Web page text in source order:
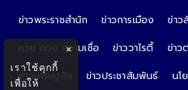
ข่าวพระราชสำนัก ข่าวการเมือง ข่าว
หวย ดวง ความเชื่อ
ข่าววาไรตี้
ข่าว
ข่าวเศรษฐกิจ
ข่าวประชาสัมพันธ์ นโ
×
เราใช้คุกกี้
เพื่อให้